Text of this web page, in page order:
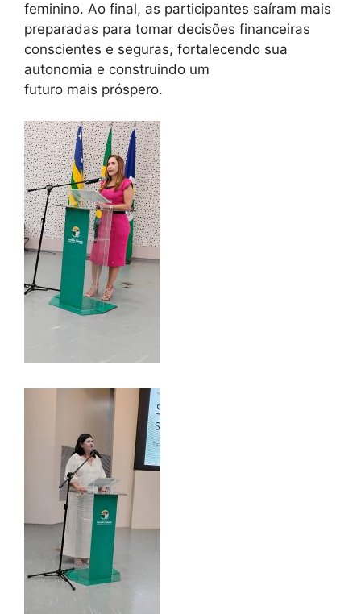
feminino. Ao final, as participantes saíram mais
preparadas para tomar decisões financeiras
conscientes e seguras, fortalecendo sua
autonomia e construindo um
futuro mais próspero.